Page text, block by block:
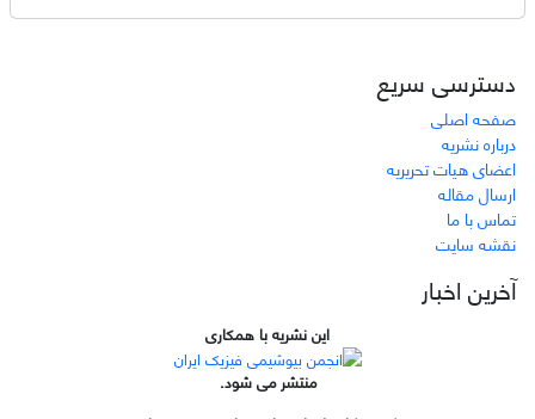
دسترسی سریع
صفحه اصلی
درباره نشریه
اعضای هیات تحریریه
ارسال مقاله
تماس با ما
نقشه سایت
آخرین اخبار
این نشریه با همکاری
منتشر می شود.